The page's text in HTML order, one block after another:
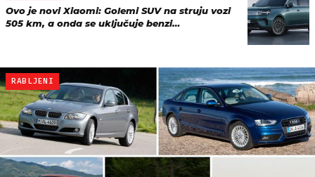
Ovo je novi Xiaomi: Golemi SUV na struju vozi
505 km, a onda se uključuje benzi…
RABLJENI